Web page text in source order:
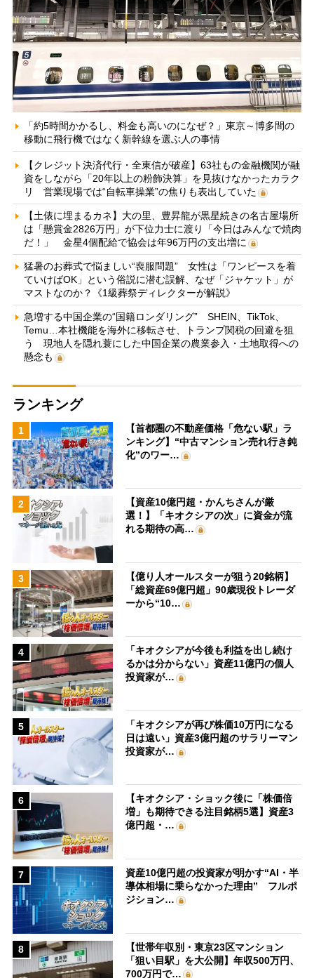
「約5時間かかるし、料金も高いのになぜ？」東京～博多間の
移動に飛行機ではなく新幹線を選ぶ人の事情
【クレジット決済代行・全東信が破産】63社もの金融機関が融
資をしながら「20年以上の粉飾決算」を見抜けなかったカラク
リ 営業現場では“自転車操業”の焦りも表出していた
【土俵に埋まるカネ】大の里、豊昇龍が黒星続きの名古屋場所
は「懸賞金2826万円」が下位力士に渡り「今日はみんなで焼肉
だ！」 金星4個配給で協会は年96万円の支出増に
猛暑のお葬式で悩ましい“喪服問題” 女性は「ワンピースを着
ていけばOK」という俗説に潜む誤解、なぜ「ジャケット」が
マストなのか？《1級葬祭ディレクターが解説》
急増する中国企業の“国籍ロンダリング” SHEIN、TikTok、
Temu…本社機能を海外に移転させ、トランプ関税の回避を狙
う 現地人を隠れ蓑にした中国企業の農業参入・土地取得への
懸念も
ランキング
1
【首都圏の不動産価格「危ない駅」ラ
ンキング】“中古マンション売れ行き鈍
化”のワー…
2
【資産10億円超・かんちさんが厳
選！】「キオクシアの次」に資金が流
れる期待の高…
3
【億り人オールスターが狙う20銘柄】
「総資産69億円超」90歳現役トレーダ
ーから“10…
4
「キオクシアが今後も利益を出し続け
るかは分からない」資産11億円の個人
投資家が…
5
「キオクシアが再び株価10万円になる
日は遠い」資産3億円超のサラリーマン
投資家が…
6
【キオクシア・ショック後に「株価倍
増」も期待できる注目銘柄5選】資産3
億円超・…
7
資産10億円超の投資家が明かす“AI・半
導体相場に乗らなかった理由” フルポ
ジション…
8
【世帯年収別・東京23区マンション
「狙い目駅」を大公開】年収500万円、
700万円で…